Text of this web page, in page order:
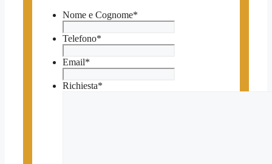
Nome e Cognome*
Telefono*
Email*
Richiesta*